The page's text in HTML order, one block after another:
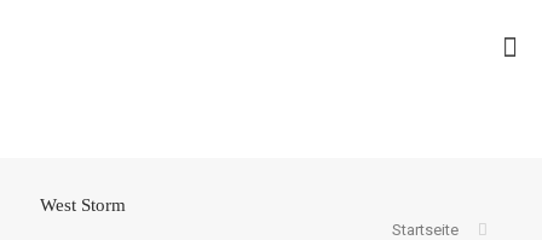
West Storm
Startseite